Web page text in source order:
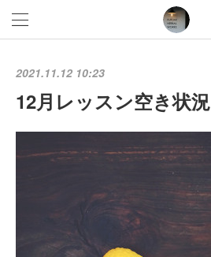
2021.11.12 10:23
12月レッスン空き状況